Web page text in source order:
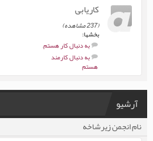
کاریابی
(237 مشاهده)
بخشها:
به دنبال كار هستم,
به دنبال كارمند
هستم
آرشیو
نام انجمن زیرشاخه